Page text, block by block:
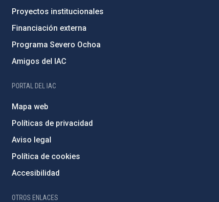
Proyectos institucionales
Financiación externa
Programa Severo Ochoa
Amigos del IAC
PORTAL DEL IAC
Mapa web
Políticas de privacidad
Aviso legal
Política de cookies
Accesibilidad
OTROS ENLACES